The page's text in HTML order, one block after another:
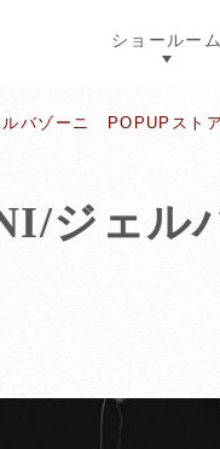
ショールー
バゾーニ POPUPスト
ジェル